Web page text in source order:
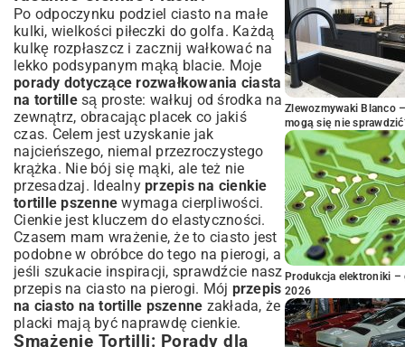
Po odpoczynku podziel ciasto na małe
kulki, wielkości piłeczki do golfa. Każdą
kulkę rozpłaszcz i zacznij wałkować na
lekko podsypanym mąką blacie. Moje
porady dotyczące rozwałkowania ciasta
na tortillesą proste: wałkuj od środka na
zewnątrz, obracając placek co jakiś
czas. Celem jest uzyskanie jak
najcieńszego, niemal przezroczystego
krążka. Nie bój się mąki, ale też nie
przesadzaj. Idealny przepis na cienkie
tortille pszenne wymaga cierpliwości.
Cienkie jest kluczem do elastyczności.
Czasem mam wrażenie, że to ciasto jest
podobne w obróbce do tego na pierogi, a
jeśli szukacie inspiracji, sprawdźcie nasz
przepis na ciasto na pierogi. Mój przepis
na ciasto na tortille pszenne zakłada, że
placki mają być naprawdę cienkie.
Smażenie Tortilli: Porady dla
Zlewozmywaki Blanco
mogą się nie
Produkcja elektroniki –
2026